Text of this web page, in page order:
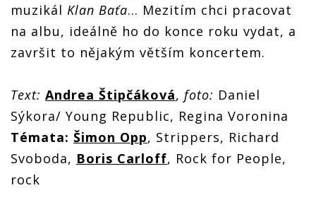
muzikál Klan Baťa… Mezitím chci pracovat
na albu, ideálně ho do konce roku vydat, a
završit to nějakým větším koncertem.
Text: Andrea Štipčáková, foto: Daniel
Sýkora/ Young Republic, Regina Voronina
Témata: Šimon Opp, Strippers, Richard
Svoboda, Boris Carloff, Rock for People,
rock